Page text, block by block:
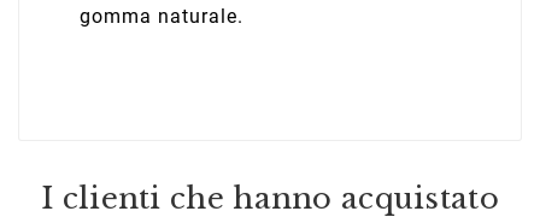
gomma naturale.
I clienti che hanno acquistato